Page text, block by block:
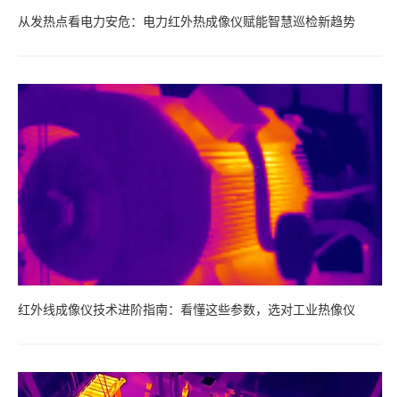
从发热点看电力安危：电力红外热成像仪赋能智慧巡检新趋势
红外线成像仪技术进阶指南：看懂这些参数，选对工业热像仪